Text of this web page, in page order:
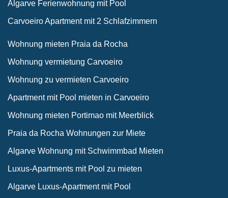
Algarve Ferienwohnung mit Pool
Carvoeiro Apartment mit 2 Schlafzimmern
Wohnung mieten Praia da Rocha
Wohnung vermietung Carvoeiro
Wohnung zu vermieten Carvoeiro
Apartment mit Pool mieten in Carvoeiro
Wohnung mieten Portimao mit Meerblick
Praia da Rocha Wohnungen zur Miete
Algarve Wohnung mit Schwimmbad Mieten
Luxus-Apartments mit Pool zu mieten
Algarve Luxus-Apartment mit Pool